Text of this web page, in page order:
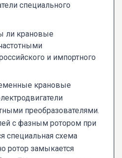
специального
ли крановые
и импортного
крановые
преобразователями.
с фазным ротором при
специальная схема
ротор замыкается